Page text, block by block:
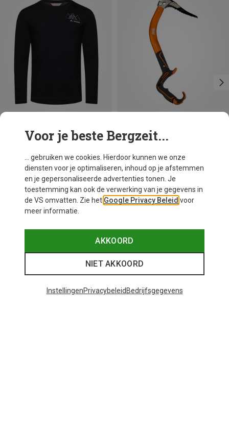
Maten
Heren Monviso Wool II Longsleeve
XL XXL
Petzl
Ergonomic ijsbijl
€ 339,95
ONE SIZE
Voor je beste Bergzeit...
... gebruiken we cookies. Hierdoor kunnen we onze
diensten voor je optimaliseren, inhoud op je afstemmen
en je gepersonaliseerde advertenties tonen. Je
toestemming kan ook de verwerking van je gegevens in
de VS omvatten. Zie het Google Privacy Beleid voor
meer informatie.
AKKOORD
NIET AKKOORD
InstellingenPrivacybeleid Bedrijfsgegevens